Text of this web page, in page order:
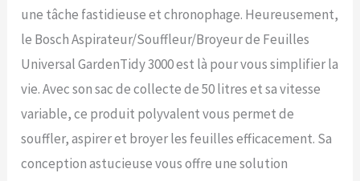
une tâche fastidieuse et chronophage. Heureusement,
le Bosch Aspirateur/Souffleur/Broyeur de Feuilles
Universal GardenTidy 3000 est là pour vous simplifier la
vie. Avec son sac de collecte de 50 litres et sa vitesse
variable, ce produit polyvalent vous permet de
souffler, aspirer et broyer les feuilles efficacement. Sa
conception astucieuse vous offre une solution